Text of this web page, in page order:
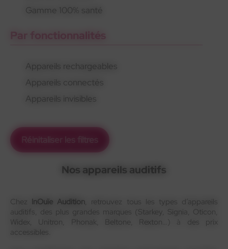
Gamme 100% santé
Par fonctionnalités
Appareils rechargeables
Appareils connectés
Appareils invisibles
Réinitaliser les filtres
Nos appareils auditifs
Chez InOuïe Audition, retrouvez tous les types d’appareils
auditifs, des plus grandes marques (Starkey, Signia, Oticon,
Widex, Unitron, Phonak, Beltone, Rexton…) à des prix
accessibles.